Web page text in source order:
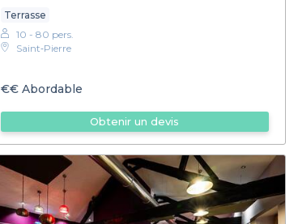
Terrasse
10 - 80 pers.
Saint‑Pierre
€€Abordable
Obtenir un devis